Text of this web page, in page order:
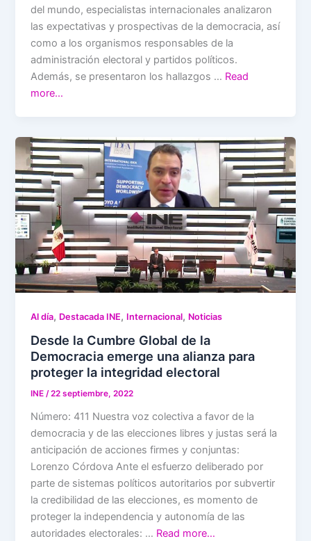
del mundo, especialistas internacionales analizaron
las expectativas y prospectivas de la democracia, así
como a los organismos responsables de la
administración electoral y partidos políticos.
Además, se presentaron los hallazgos … Read
more…
Al día, Destacada INE, Internacional, Noticias
Desde la Cumbre Global de la
Democracia emerge una alianza para
proteger la integridad electoral
INE/22 septiembre, 2022
Número: 411 Nuestra voz colectiva a favor de la
democracia y de las elecciones libres y justas será la
anticipación de acciones firmes y conjuntas:
Lorenzo Córdova Ante el esfuerzo deliberado por
parte de sistemas políticos autoritarios por subvertir
la credibilidad de las elecciones, es momento de
proteger la independencia y autonomía de las
autoridades electorales: … Read more…